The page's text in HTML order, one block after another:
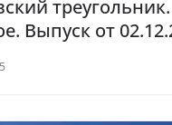
Выпуск от